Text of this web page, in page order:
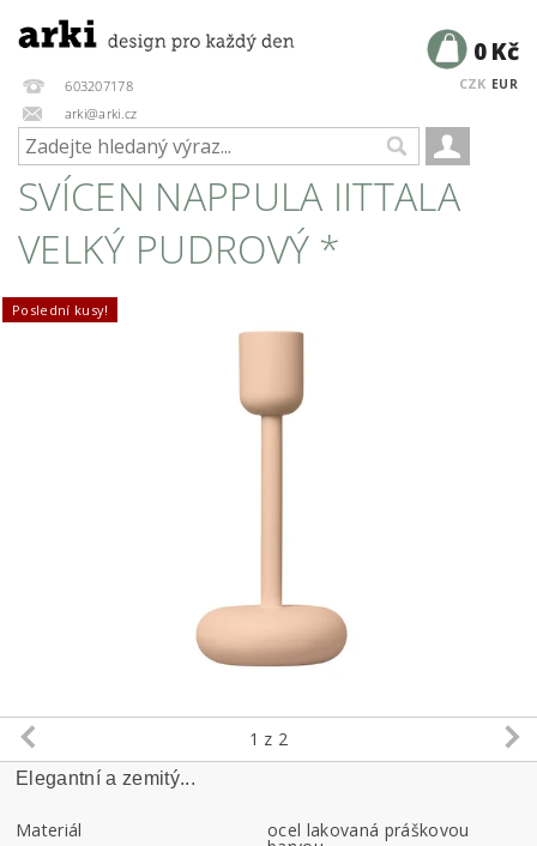
603207178
arki@arki.cz
CZK EUR
0 Kč
SVÍCEN NAPPULA IITTALA
VELKÝ PUDROVÝ *
Poslední kusy!
1 z 2
Elegantní a zemitý...
Materiál ocel lakovaná práškovou